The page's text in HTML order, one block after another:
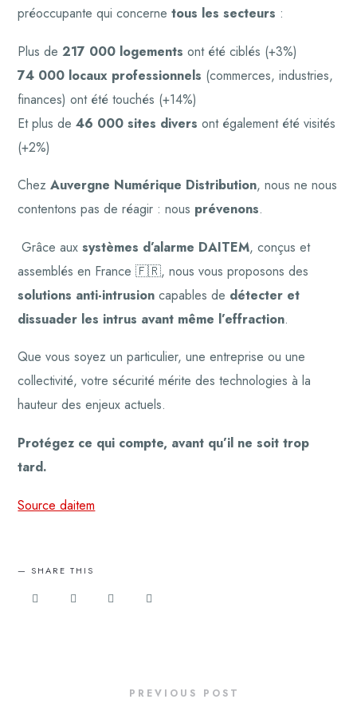
préoccupante qui concernetous les secteurs :
Plus de217 000 logements ont été ciblés (+3%)
74 000 locaux professionnels (commerces, industries,
finances) ont été touchés (+14%)
Et plus de46 000 sites divers ont également été visités
(+2%)
ChezAuvergne Numérique Distribution, nous ne nous
contentons pas de réagir : nous prévenons.
Grâce auxsystèmes d’alarme DAITEM, conçus et
assemblés en France 🇫🇷, nous vous proposons des
solutions anti-intrusion capables de détecter et
dissuader les intrus avant même l’effraction.
Que vous soyez un particulier, une entreprise ou une
collectivité, votre sécurité mérite des technologies à la
hauteur des enjeux actuels.
Protégez ce qui compte, avant qu’il ne soit trop
tard.
Source daitem
SHARE THIS
PREVIOUS POST